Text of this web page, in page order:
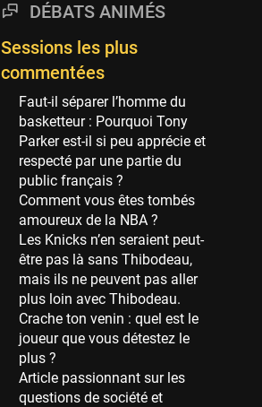
Los Angeles Clippers
61 sessions
Indiana Pacers
New Orleans Pelicans
53 sessions
Jeux Olympiques
52 sessions
Atlanta Hawks
45 sessions
Chicago Bulls
41 sessions
Memphis Grizzlies
39 sessions
Cleveland Cavaliers
38 sessions
DÉBATS ANIMÉS
Sessions les plus
commentées
Faut-il séparer l’homme du
basketteur : Pourquoi Tony
Parker est-il si peu apprécie et
respecté par une partie du
public français ?
Comment vous êtes tombés
amoureux de la NBA ?
Les Knicks n’en seraient peut-
être pas là sans Thibodeau,
mais ils ne peuvent pas aller
plus loin avec Thibodeau.
Crache ton venin : quel est le
joueur que vous détestez le
plus ?
Article passionnant sur les
questions de société et